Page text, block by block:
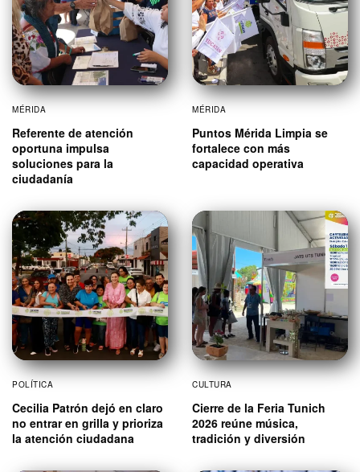
MÉRIDA
Referente de atención
oportuna impulsa
soluciones para la
ciudadanía
MÉRIDA
Puntos Mérida Limpia se
fortalece con más
capacidad operativa
POLÍTICA
Cecilia Patrón dejó en claro
no entrar en grilla y prioriza
la atención ciudadana
CULTURA
Cierre de la Feria Tunich
2026 reúne música,
tradición y diversión